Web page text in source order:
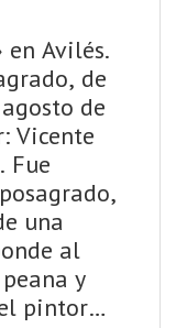
en Avilés.
de
de
Vicente
Fue
una
al
y
pintor